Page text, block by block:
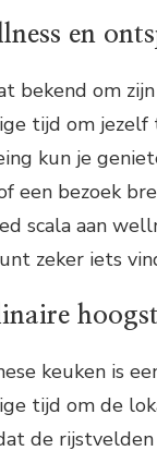
en
bekend om
tijd om jezelf
kun je
een bezoek
scala aan
zeker iets
keuken is
tijd om de
de